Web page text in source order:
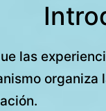
las